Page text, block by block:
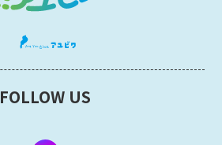
FOLLOW US